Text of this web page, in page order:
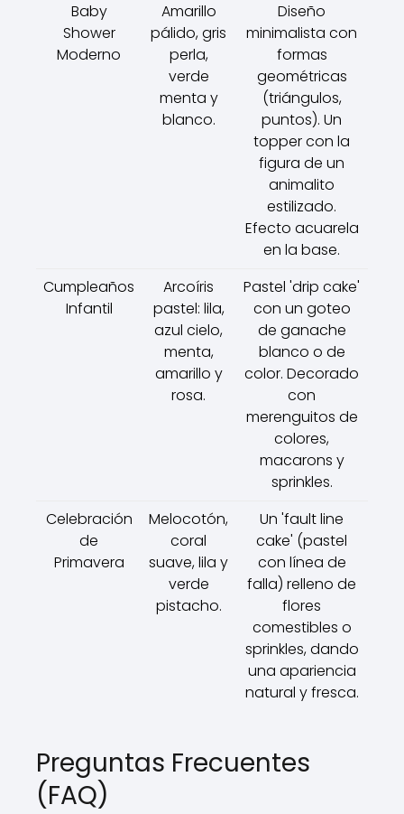
Baby
Shower
Moderno
Amarillo
pálido, gris
perla,
verde
menta y
blanco.
Diseño
minimalista con
formas
geométricas
(triángulos,
puntos). Un
topper con la
figura de un
animalito
estilizado.
Efecto acuarela
en la base.
Cumpleaños
Infantil
Arcoíris
pastel: lila,
azul cielo,
menta,
amarillo y
rosa.
Pastel 'drip cake'
con un goteo
de ganache
blanco o de
color. Decorado
con
merenguitos de
colores,
macarons y
sprinkles.
Celebración
de
Primavera
Melocotón,
coral
suave, lila y
verde
pistacho.
Un 'fault line
cake' (pastel
con línea de
falla) relleno de
flores
comestibles o
sprinkles, dando
una apariencia
natural y fresca.
Preguntas Frecuentes
(FAQ)